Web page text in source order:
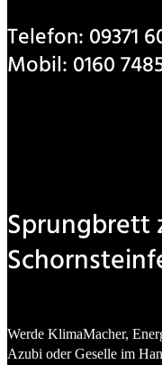
Telefon: 09371
Mobil: 0160
Sprungbrett
Werde KlimaMacher,
Azubi oder Geselle im